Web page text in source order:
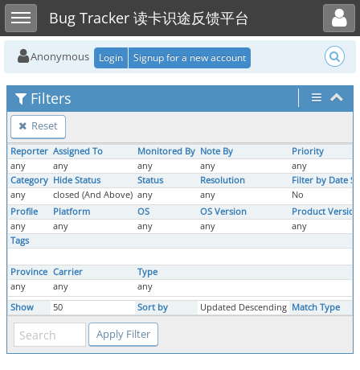
Toggle sidebarBug Tracker 读卡识途反馈平台
Toggle user menu
Anonymous Login Signup for a new account
Filters
Reset
Reporter Assigned To Monitored By Note By
Priority
any
any any any
any
Category Hide Status Status Resolution
Filter by Date
any
closed (And Above) any any
No
Profile
Platform OS OS Version
Product Version
any
any any any
any
Tags
Province Carrier
Type
any
any
any
Show
50 Sort by Updated Descending Match Type